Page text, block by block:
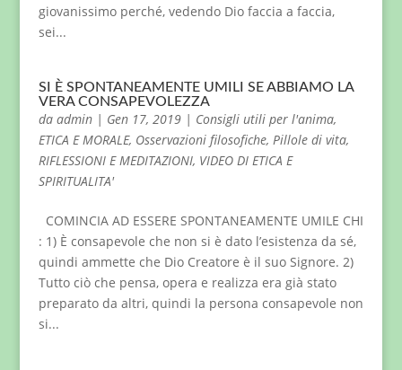
giovanissimo perché, vedendo Dio faccia a faccia,
sei...
SI È SPONTANEAMENTE UMILI SE ABBIAMO LA
VERA CONSAPEVOLEZZA
da admin| Gen 17, 2019| Consigli utili per l'anima,
ETICA E MORALE, Osservazioni filosofiche, Pillole di vita,
RIFLESSIONI E MEDITAZIONI, VIDEO DI ETICA E
SPIRITUALITA'
COMINCIA AD ESSERE SPONTANEAMENTE UMILE CHI
: 1) È consapevole che non si è dato l’esistenza da sé,
quindi ammette che Dio Creatore è il suo Signore. 2)
Tutto ciò che pensa, opera e realizza era già stato
preparato da altri, quindi la persona consapevole non
si...